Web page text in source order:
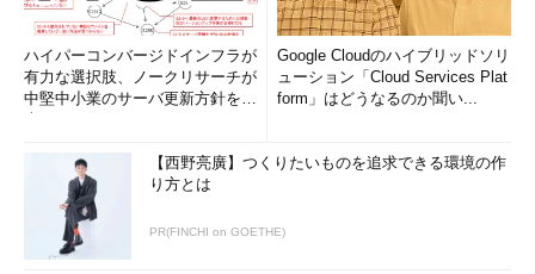
ハイパーコンバージドインフラが
有力な選択肢、ノークリサーチが
中堅中小業のサーバ更新方針を調
Google Cloudのハイブリッドソリ
ューション「Cloud Services Plat
form」はどうなるのか聞い...
【西野亮廣】つくりたいものを追求できる環境の作
り方とは
PR(FINCHI on GOETHE)